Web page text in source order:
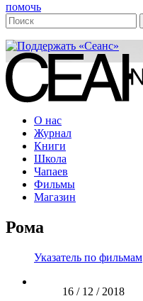
помочь
О нас
Журнал
Книги
Школа
Чапаев
Фильмы
Магазин
Рома
Указатель по фильмам
16 / 12 / 2018